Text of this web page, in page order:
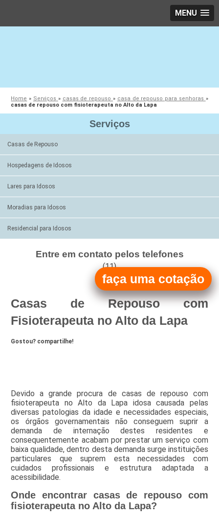
MENU
Home » Serviços » casas de repouso » casa de repouso para senhoras »
casas de repouso com fisioterapeuta no Alto da Lapa
Serviços
Casas de Repouso
Hospedagens de Idosos
Lares para Idosos
Moradias para Idosos
Residencial para Idosos
Entre em contato pelos telefones
(11)
(11)
Casas de Repouso com
Fisioterapeuta no Alto da Lapa
Gostou? compartilhe!
Devido a grande procura de casas de repouso com
fisioterapeuta no Alto da Lapa idosa causada pelas
diversas patologias da idade e necessidades especiais,
os órgãos governamentais não conseguem suprir a
demanda de internação destes residentes e
consequentemente acabam por prestar um serviço com
baixa qualidade, dentro desta demanda surge instituições
particulares que suprem esta necessidades com
cuidados profissionais e estrutura adaptada a
acessibilidade.
Onde encontrar casas de repouso com
fisioterapeuta no Alto da Lapa?
faça uma cotação